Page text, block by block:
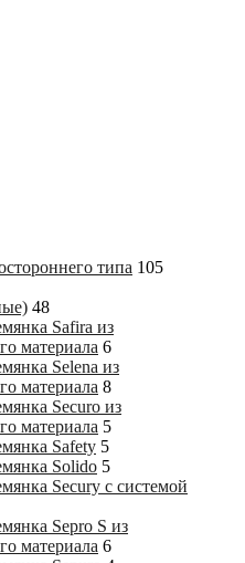
типа 105
48
Safira из
материала 6
Selena из
материала 8
Securo из
материала 5
Safety 5
Solido 5
Secury с системой
Sepro S из
материала 6